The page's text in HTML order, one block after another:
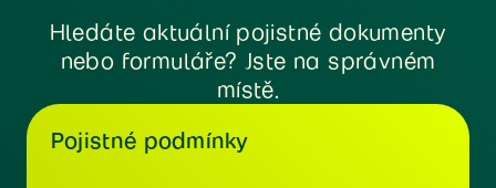
Hledáte aktuální pojistné dokumenty
nebo formuláře? Jste na správném
místě.
Pojistné podmínky